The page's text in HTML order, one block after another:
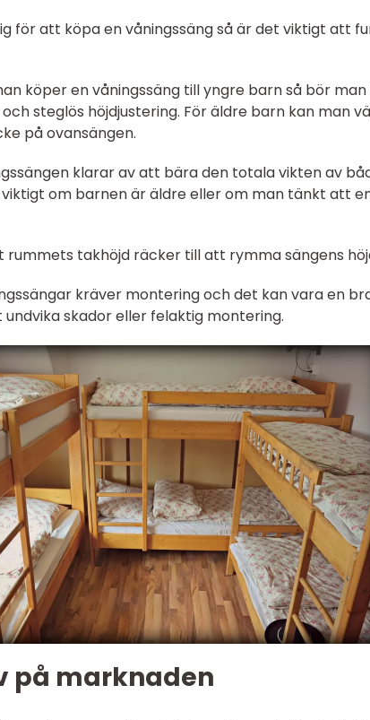
för att köpa en våningssäng så är det viktigt att
köper en våningssäng till yngre barn så bör
steglös höjdjustering. För äldre barn kan man
på ovansängen.
klarar av att bära den totala vikten av
om barnen är äldre eller om man tänkt att
rummets takhöjd räcker till att rymma sängens
kräver montering och det kan vara en
skador eller felaktig montering.
på marknaden